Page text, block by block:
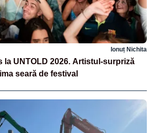
Ionuț Nichita
la UNTOLD 2026. Artistul-surpriză
seară de festival